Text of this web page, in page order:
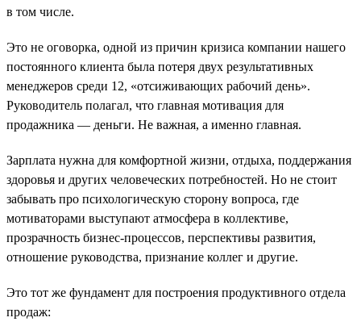
в том числе.
Это не оговорка, одной из причин кризиса компании нашего
постоянного клиента была потеря двух результативных
менеджеров среди 12, «отсиживающих рабочий день».
Руководитель полагал, что главная мотивация для
продажника — деньги. Не важная, а именно главная.
Зарплата нужна для комфортной жизни, отдыха, поддержания
здоровья и других человеческих потребностей. Но не стоит
забывать про психологическую сторону вопроса, где
мотиваторами выступают атмосфера в коллективе,
прозрачность бизнес-процессов, перспективы развития,
отношение руководства, признание коллег и другие.
Это тот же фундамент для построения продуктивного отдела
продаж: